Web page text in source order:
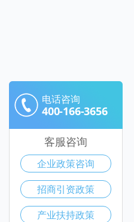
电话咨询
400-166-3656
客服咨询
企业政策咨询
招商引资政策
产业扶持政策